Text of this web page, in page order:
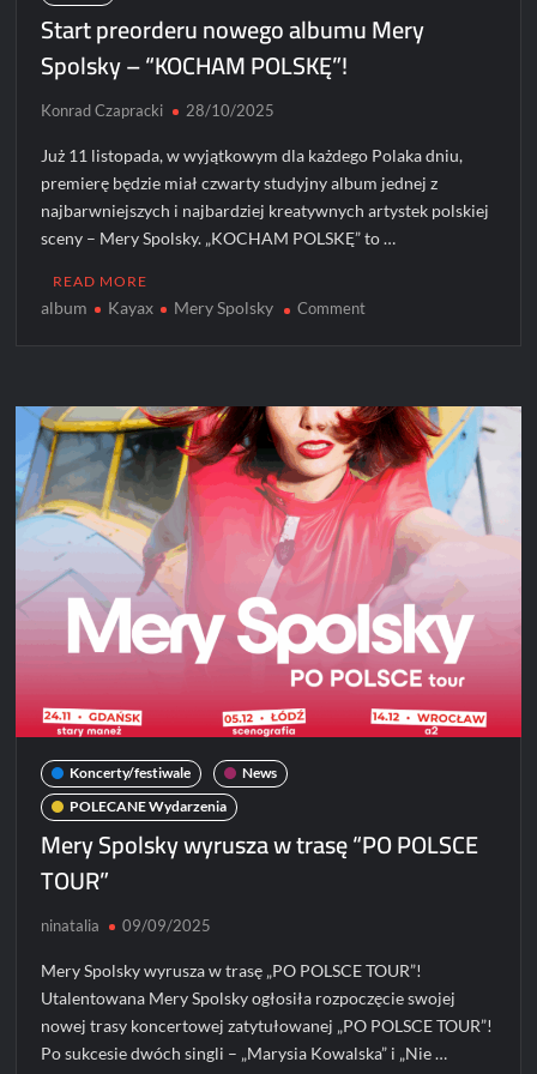
Start preorderu nowego albumu Mery
Spolsky – “KOCHAM POLSKĘ”!
Konrad Czapracki 28/10/2025
Już 11 listopada, w wyjątkowym dla każdego Polaka dniu,
premierę będzie miał czwarty studyjny album jednej z
najbarwniejszych i najbardziej kreatywnych artystek polskiej
sceny – Mery Spolsky. „KOCHAM POLSKĘ” to …
READ MORE
album Kayax Mery Spolsky Commenton
albumu
Mery
Spolsky
–
“KOCHAM
POLSKĘ”!
Koncerty/festiwale
News
POLECANE Wydarzenia
Mery Spolsky wyrusza w trasę “PO POLSCE
TOUR”
ninatalia 09/09/2025
Mery Spolsky wyrusza w trasę „PO POLSCE TOUR”!
Utalentowana Mery Spolsky ogłosiła rozpoczęcie swojej
nowej trasy koncertowej zatytułowanej „PO POLSCE TOUR”!
Po sukcesie dwóch singli – „Marysia Kowalska” i „Nie …